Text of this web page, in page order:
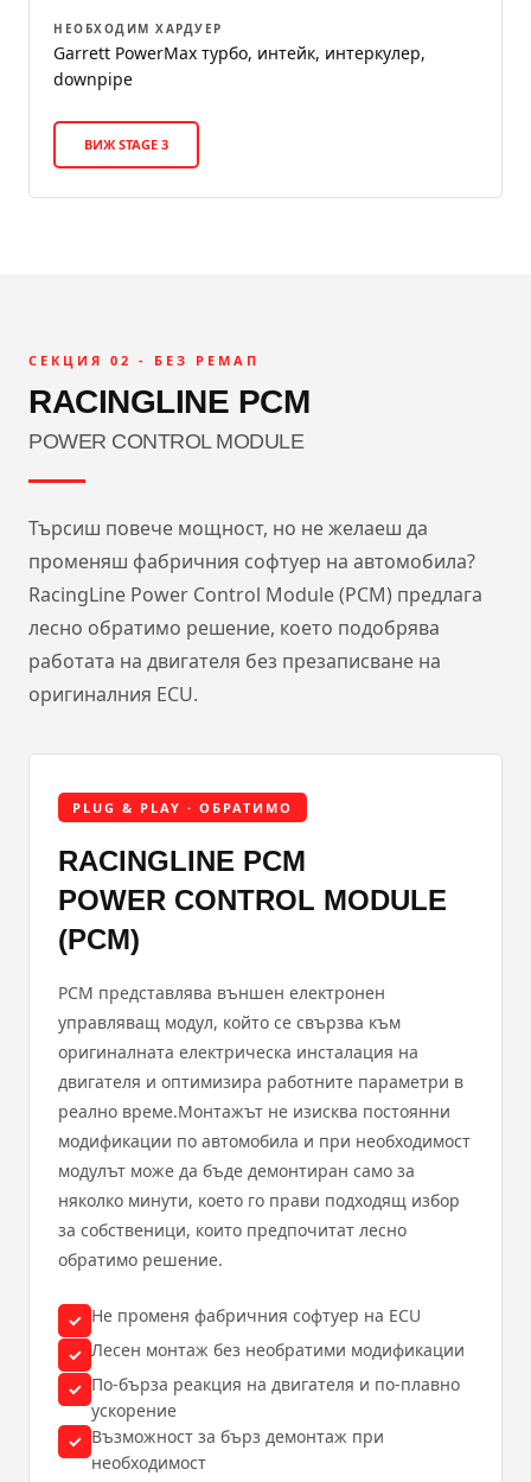
НЕОБХОДИМ ХАРДУЕР
Garrett PowerMax турбо, интейк, интеркулер,
downpipe
ВИЖ STAGE 3
СЕКЦИЯ 02 - БЕЗ РЕМАП
RACINGLINE PCM
POWER CONTROL MODULE
Търсиш повече мощност, но не желаеш да
променяш фабричния софтуер на автомобила?
RacingLine Power Control Module (PCM) предлага
лесно обратимо решение, което подобрява
работата на двигателя без презаписване на
оригиналния ECU.
PLUG & PLAY · ОБРАТИМО
RACINGLINE PCM
POWER CONTROL MODULE
(PCM)
PCM представлява външен електронен
управляващ модул, който се свързва към
оригиналната електрическа инсталация на
двигателя и оптимизира работните параметри в
реално време.Монтажът не изисква постоянни
модификации по автомобила и при необходимост
модулът може да бъде демонтиран само за
няколко минути, което го прави подходящ избор
за собственици, които предпочитат лесно
обратимо решение.
✓ Не променя фабричния софтуер на ECU
✓ Лесен монтаж без необратими модификации
✓ По-бърза реакция на двигателя и по-плавно
ускорение
✓ Възможност за бърз демонтаж при
необходимост